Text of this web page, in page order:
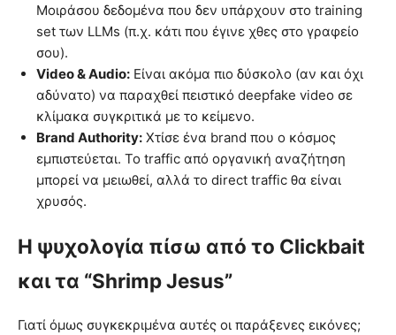
Μοιράσου δεδομένα που δεν υπάρχουν στο training
set των LLMs (π.χ. κάτι που έγινε χθες στο γραφείο
σου).
Video & Audio: Είναι ακόμα πιο δύσκολο (αν και όχι
αδύνατο) να παραχθεί πειστικό deepfake video σε
κλίμακα συγκριτικά με το κείμενο.
Brand Authority: Χτίσε ένα brand που ο κόσμος
εμπιστεύεται. Το traffic από οργανική αναζήτηση
μπορεί να μειωθεί, αλλά το direct traffic θα είναι
χρυσός.
Η ψυχολογία πίσω από το Clickbait
και τα “Shrimp Jesus”
Γιατί όμως συγκεκριμένα αυτές οι παράξενες εικόνες;